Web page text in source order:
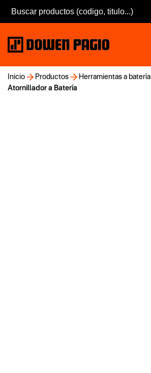
Inicio Productos
Herramientas a batería
Atornillador a Batería